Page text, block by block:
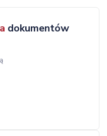
dokumentów